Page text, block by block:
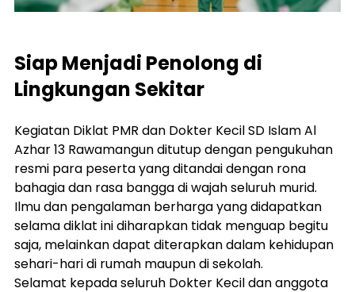
Siap Menjadi Penolong di
Lingkungan Sekitar
Kegiatan Diklat PMR dan Dokter Kecil SD Islam Al
Azhar 13 Rawamangun ditutup dengan pengukuhan
resmi para peserta yang ditandai dengan rona
bahagia dan rasa bangga di wajah seluruh murid.
Ilmu dan pengalaman berharga yang didapatkan
selama diklat ini diharapkan tidak menguap begitu
saja, melainkan dapat diterapkan dalam kehidupan
sehari-hari di rumah maupun di sekolah.
Selamat kepada seluruh Dokter Kecil dan anggota